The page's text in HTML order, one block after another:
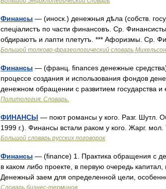
Финансы — (иноск.) денежныя дѣла (собств.
спеціалистъ по части финансовъ. Ср.
обдираютъ и лапти плетутъ. *** Афоризмы. Ср.
Большой толково-фразеологический словарь
Финансы — (франц. finances денежные
процессе создания и использования фондов
денежном обращении с развитием государства и
Политология. Словарь.
ФИНАНСЫ — поют романсы у кого. Разг. Шутл.
1999 г.). Финансы встали раком у кого. Жарг.
Большой словарь русских поговорок
Финансы — (finance) 1. Практика обращения с
в каком либо проекте, в первую очередь
Денежный заем для определенной цели,
Словарь бизнес-терминов